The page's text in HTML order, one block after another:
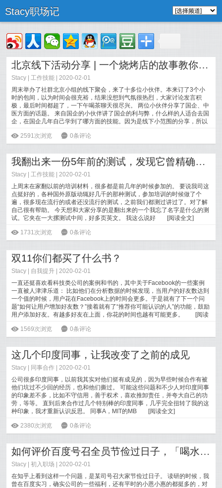
Stacy职场记
北京线下活动分享 | 一个烧烤店的故事教你如何看财报
Stacy |工作技能 | 2020-02-01
周末举办了社群北京小组的线下聚会，来了十多位小伙伴。本来订了3个小
时的包间，以为时间会很充裕，结果没想到气氛很热烈，大家讨论发言积
极，最后时间都超了，一下午喝茶聊天很尽兴。 两位小伙伴分享了国企、中
医方面的话题。 来自国企的小伙伴讲了国企的利与弊，什么样的人适合去国
企，在国企几年自己学到了哪方面的技能。因为是线下小范围的分享，所以
ė 2591次浏览 6 0条评论
我翻出来一份5年前的测试，发现它曾精确预测了我的生活
Stacy |工作技能 | 2020-02-01
上周末在家翻以前的培训材料，很多都是前几年的时候参加的。 要说我司这
点挺好的，各种国外原版动辄好几千的那种测试，参加培训的时候做了个
遍，很多现在流行的或者还没流行的测试，之前我们都测过讲过了。对了解
自己很有帮助。 今天想和大家分享的是翻出来的一个我忘了名字是什么的测
试。它夹在一大摞测试中间，好多页英文。 我这么说好
[阅读全文]
ė 1731次浏览 6 0条评论
双11你们都买了什么书？
Stacy 自我提升 | 2020-02-01
一直还挺喜欢看科技类公司的案例和书的，其中关于Facebook的一些案例
一直被人津津乐道： 比如他们在分析数据的时候发现，当用户的好友数达到
一个值的时候，用户花在Facebook上的时间会更多。于是就有了下一个问
题“如何让用户增加好友数？”接着就有了“推荐你可能认识的人”的功能，鼓励
用户添加好友。有越多好友在上面，你花的时间也越有可能更多。
[阅读
ė 1569次浏览 6 0条评论
这几个印度同事，让我改变了之前的成见
Stacy 同事合作
| 2020-02-01
公司很多印度同事，以前我其实对他们挺有成见的，因为早些时候合作有被
他们坑过不少回的经历，也和他们撕过。 可能这些问题和不少人对印度同事
的印象差不多，比如不守信用，善于权术，喜欢推卸责任，并夸大自己的功
劳，等等。 直到后来合作过几个特别棒的印度同事，几乎完全扭转了我的这
种印象，我才重新认识反思。 同事A，MIT的MB
[阅读全文]
ė 2380次浏览 6 0条评论
如何评价百度号召全员节俭过日子，「喝水别用纸杯，擦手少用张纸」？
Stacy |初入职场
| 2020-02-01
在知乎上看到这样一个问题，是某司号召大家节俭过日子。 读研的时候，我
曾在百度实习，确实公司的一些福利，还有平时的小恩小惠的都挺多的，对